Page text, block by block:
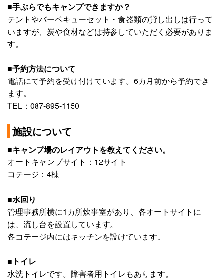
■手ぶらでもキャンプできますか？
テントやバーベキューセット・食器類の貸し出しは行って
いますが、炭や食材などは持参していただく必要がありま
す。
■予約方法について
電話にて予約を受け付けています。6カ月前から予約でき
ます。
TEL：087-895-1150
施設について
■キャンプ場のレイアウトを教えてください。
オートキャンプサイト：12サイト
コテージ：4棟
■水回り
管理事務所横に1カ所炊事室があり、各オートサイトに
は、流し台を設置しています。
各コテージ内にはキッチンを設けています。
■トイレ
水洗トイレです。障害者用トイレもあります。